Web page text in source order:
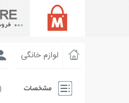
لوازم خانگی
مشخصات